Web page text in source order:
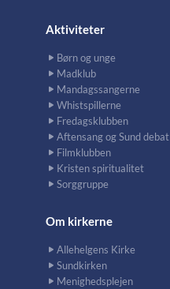
Aktiviteter
Børn og unge
Madklub
Mandagssangerne
Whistspillerne
Fredagsklubben
Aftensang og Sund debat
Filmklubben
Kristen spiritualitet
Sorggruppe
Om kirkerne
Allehelgens Kirke
Sundkirken
Menighedsplejen